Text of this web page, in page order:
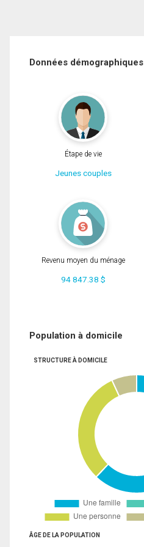
Données démographiques
Étape de vie
Jeunes couples
Revenu moyen du ménage
94 847.38 $
Population à domicile
STRUCTURE À DOMICILE
ÂGE DE LA POPULATION